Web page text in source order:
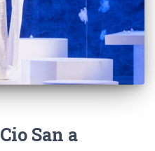
San a